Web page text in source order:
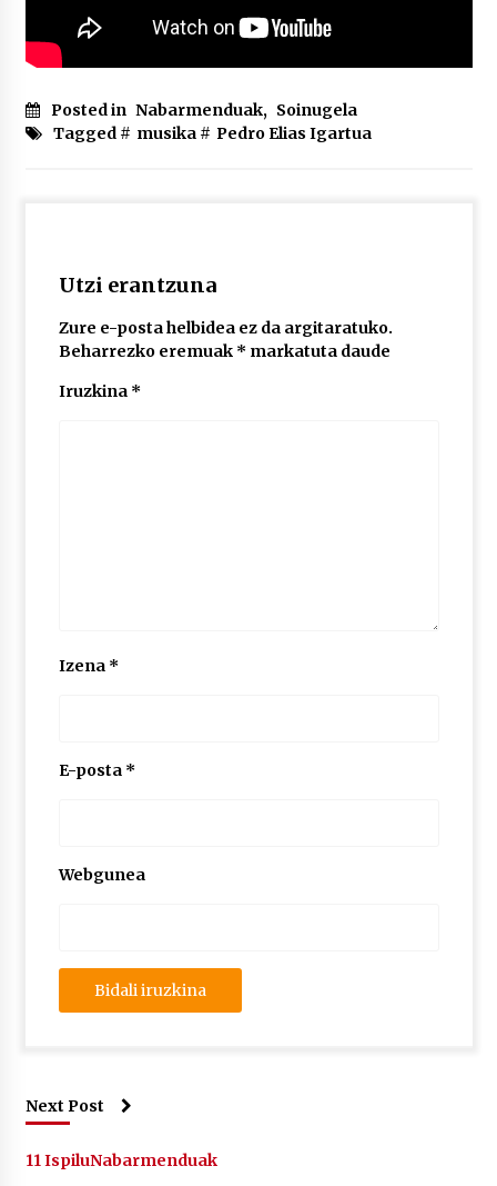
Posted in Nabarmenduak, Soinugela
Tagged # musika# Pedro Elias Igartua
Utzi erantzuna
Zure e-posta helbidea ez da argitaratuko.
Beharrezko eremuak * markatuta daude
Iruzkina *
Izena *
E-posta *
Webgunea
Next Post
11 IspiluNabarmenduak